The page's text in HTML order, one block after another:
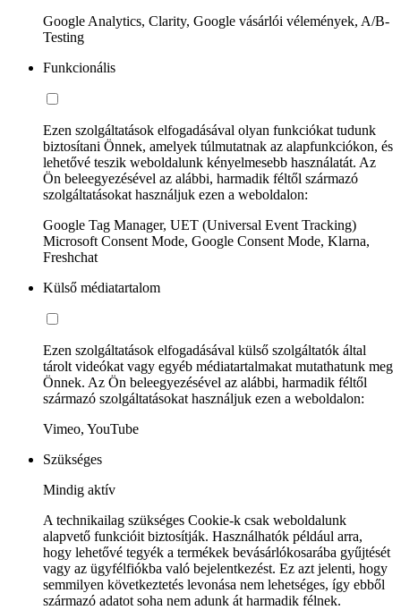
Google Analytics, Clarity, Google vásárlói vélemények, A/B-
Testing
Funkcionális
Ezen szolgáltatások elfogadásával olyan funkciókat tudunk
biztosítani Önnek, amelyek túlmutatnak az alapfunkciókon, és
lehetővé teszik weboldalunk kényelmesebb használatát. Az
Ön beleegyezésével az alábbi, harmadik féltől származó
szolgáltatásokat használjuk ezen a weboldalon:
Google Tag Manager, UET (Universal Event Tracking)
Microsoft Consent Mode, Google Consent Mode, Klarna,
Freshchat
Külső médiatartalom
Ezen szolgáltatások elfogadásával külső szolgáltatók által
tárolt videókat vagy egyéb médiatartalmakat mutathatunk meg
Önnek. Az Ön beleegyezésével az alábbi, harmadik féltől
származó szolgáltatásokat használjuk ezen a weboldalon:
Vimeo, YouTube
Szükséges
Mindig aktív
A technikailag szükséges Cookie-k csak weboldalunk
alapvető funkcióit biztosítják. Használhatók például arra,
hogy lehetővé tegyék a termékek bevásárlókosarába gyűjtését
vagy az ügyfélfiókba való bejelentkezést. Ez azt jelenti, hogy
semmilyen következtetés levonása nem lehetséges, így ebből
származó adatot soha nem adunk át harmadik félnek.